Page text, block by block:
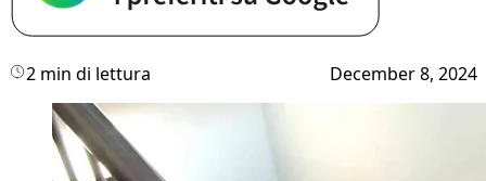
2 min di lettura December 8, 2024